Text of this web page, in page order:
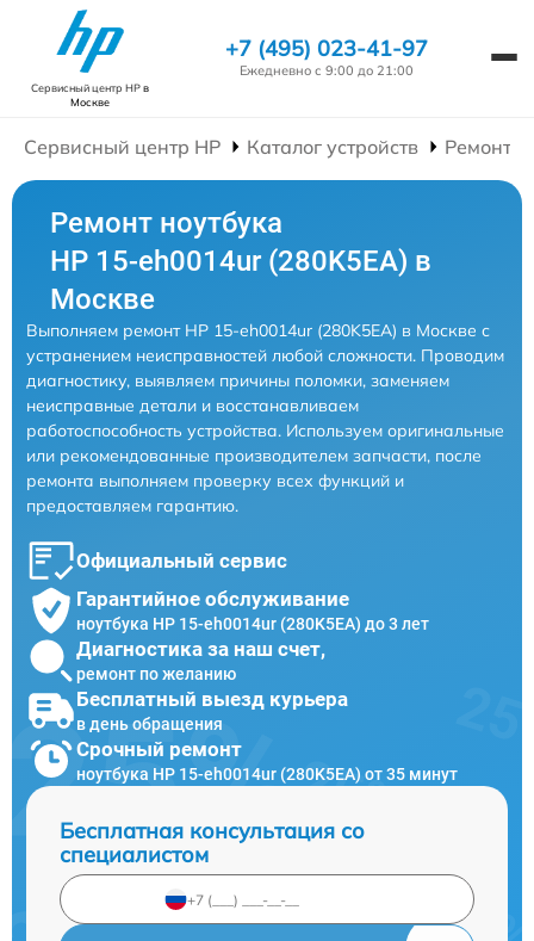
Сервисный центр HPв
Москве
+7 (495) 023-41-97
Ежедневно с 9:00 до 21:00
Сервисный центр HP Каталог устройств Ремонт
Ремонт ноутбука
HP 15-eh0014ur (280K5EA) в
Москве
Выполняем ремонт HP 15-eh0014ur (280K5EA) в Москве с
устранением неисправностей любой сложности. Проводим
диагностику, выявляем причины поломки, заменяем
неисправные детали и восстанавливаем
работоспособность устройства. Используем оригинальные
или рекомендованные производителем запчасти, после
ремонта выполняем проверку всех функций и
предоставляем гарантию.
Официальный сервис
Гарантийное обслуживание
ноутбука HP 15-eh0014ur (280K5EA) до 3 лет
Диагностика за наш счет,
ремонт по желанию
Бесплатный выезд курьера
в день обращения
Срочный ремонт
ноутбука HP 15-eh0014ur (280K5EA) от 35 минут
Бесплатная консультация со
специалистом